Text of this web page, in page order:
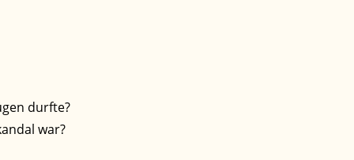
durfte?
war?